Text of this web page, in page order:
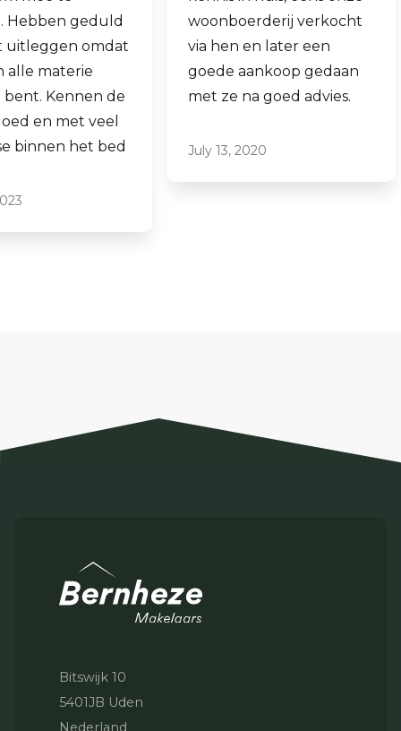
woonboerderij verkocht
via hen en later een
goede aankoop gedaan
met ze na goed advies.
July 13, 2020
ook een woning
aankopen.
Laagdrempelig
professioneel, ik
Bitswijk 10
5401JB Uden
Nederland